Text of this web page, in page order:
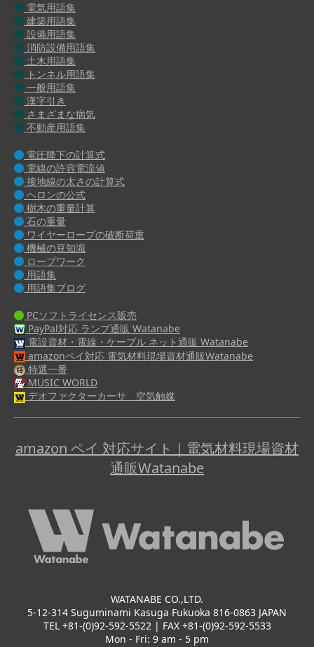
電気用語集
建築用語集
設備用語集
消防設備用語集
土木用語集
トンネル用語集
一般用語集
漢字引き
さまざまな病気
不動産用語集
電圧降下の計算式
電線の許容電流値
接地線の太さの計算式
ヘロンの公式
樹木の重量計算
石の重量
ワイヤーロープの破断荷重
機械の豆知識
ロープワーク
用語集
用語集ブログ
PCソフトライセンス販売
PayPal対応 ランプ通販 Watanabe
電設資材・電線・ケーブル ネット通販 Watanabe
amazonペイ対応 電気材料現場資材通販Watanabe
特選一番
MUSIC WORLD
デオファクターカーサ 空気触媒
amazon ペイ 対応サイト｜電気材料現場資材
通販Watanabe
WATANABE CO.,LTD.
5-12-314 Suguminami Kasuga Fukuoka 816-0863 JAPAN
TEL +81-(0)92-592-5522 | FAX +81-(0)92-592-5533
Mon - Fri: 9 am - 5 pm